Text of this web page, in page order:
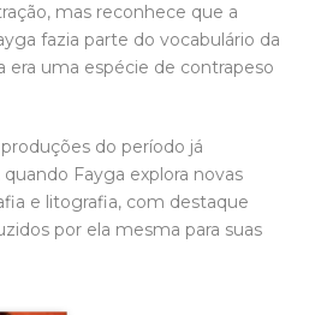
mas reconhece que a
fazia parte do vocabulário da
era uma espécie de contrapeso
do período já
Fayga explora novas
e litografia, com destaque
por ela mesma para suas